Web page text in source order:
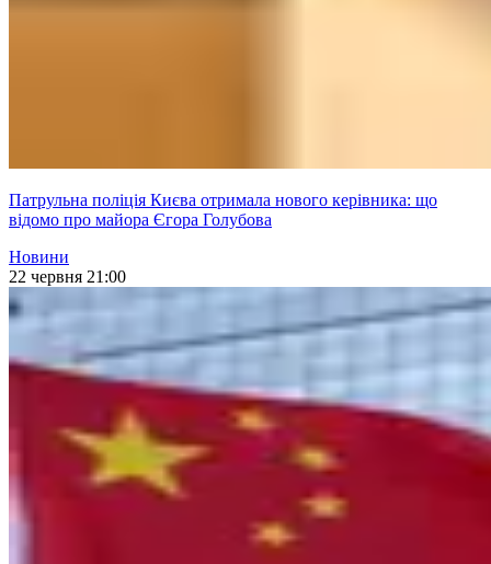
Патрульна поліція Києва отримала нового керівника: що
відомо про майора Єгора Голубова
Новини
22 червня 21:00